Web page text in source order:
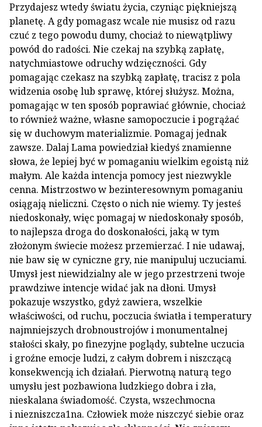
Przydajesz wtedy światu życia, czyniąc piękniejszą
planetę. A gdy pomagasz wcale nie musisz od razu
czuć z tego powodu dumy, chociaż to niewątpliwy
powód do radości. Nie czekaj na szybką zapłatę,
natychmiastowe odruchy wdzięczności. Gdy
pomagając czekasz na szybką zapłatę, tracisz z pola
widzenia osobę lub sprawę, której służysz. Można,
pomagając w ten sposób poprawiać głównie, chociaż
to również ważne, własne samopoczucie i pogrążać
się w duchowym materializmie. Pomagaj jednak
zawsze. Dalaj Lama powiedział kiedyś znamienne
słowa, że lepiej być w pomaganiu wielkim egoistą niż
małym. Ale każda intencja pomocy jest niezwykle
cenna. Mistrzostwo w bezinteresownym pomaganiu
osiągają nieliczni. Często o nich nie wiemy. Ty jesteś
niedoskonały, więc pomagaj w niedoskonały sposób,
to najlepsza droga do doskonałości, jaką w tym
złożonym świecie możesz przemierzać. I nie udawaj,
nie baw się w cyniczne gry, nie manipuluj uczuciami.
Umysł jest niewidzialny ale w jego przestrzeni twoje
prawdziwe intencje widać jak na dłoni. Umysł
pokazuje wszystko, gdyż zawiera, wszelkie
właściwości, od ruchu, poczucia światła i temperatury
najmniejszych drobnoustrojów i monumentalnej
stałości skały, po finezyjne poglądy, subtelne uczucia
i groźne emocje ludzi, z całym dobrem i niszczącą
konsekwencją ich działań. Pierwotną naturą tego
umysłu jest pozbawiona ludzkiego dobra i zła,
nieskalana świadomość. Czysta, wszechmocna
i niezniszcza1na. Człowiek może niszczyć siebie oraz